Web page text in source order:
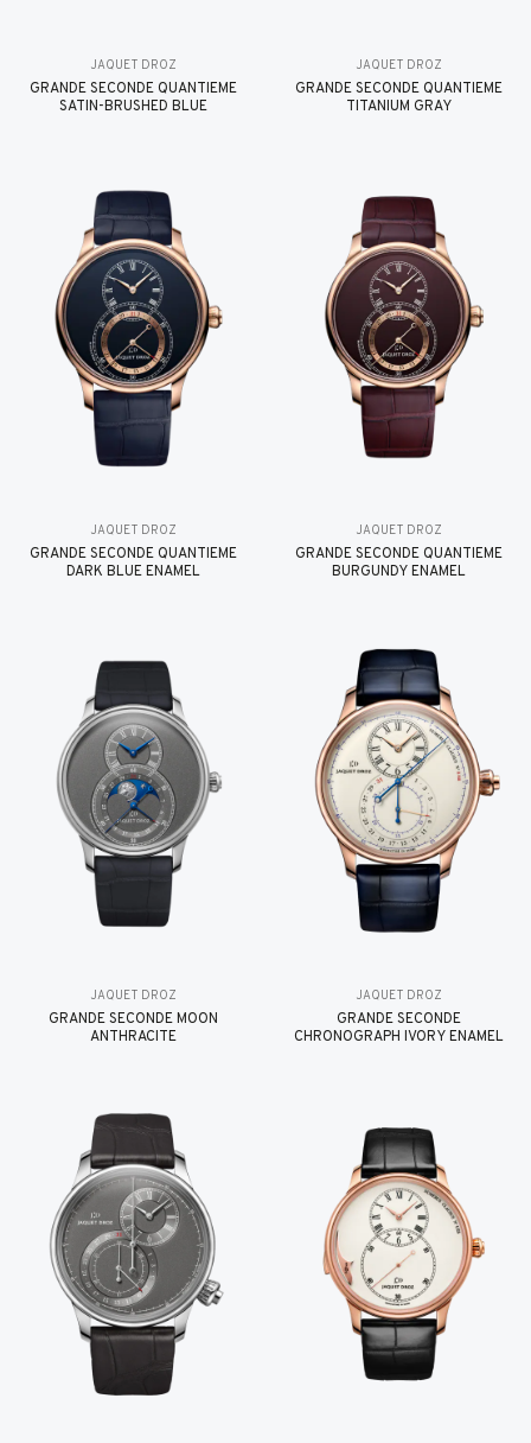
JAQUET DROZ
GRANDE SECONDE QUANTIÈME
SATIN-BRUSHED BLUE
JAQUET DROZ
GRANDE SECONDE QUANTIÈME
TITANIUM GRAY
JAQUET DROZ
GRANDE SECONDE QUANTIÈME
DARK BLUE ENAMEL
JAQUET DROZ
GRANDE SECONDE QUANTIÈME
BURGUNDY ENAMEL
JAQUET DROZ
GRANDE SECONDE MOON
ANTHRACITE
JAQUET DROZ
GRANDE SECONDE
CHRONOGRAPH IVORY ENAMEL